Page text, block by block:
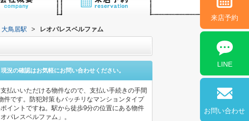
大鳥居駅 > レオパレスベルファム
現況の確認はお気軽にお問い合わせください。
払いいただける物件なので、支払い手続きの手間
です。防犯対策もバッチリなマンションタイプ
イントですね。駅から徒歩9分の位置にある物件
パレスベルファム」。
来店予約
LINE
お問い合わせ